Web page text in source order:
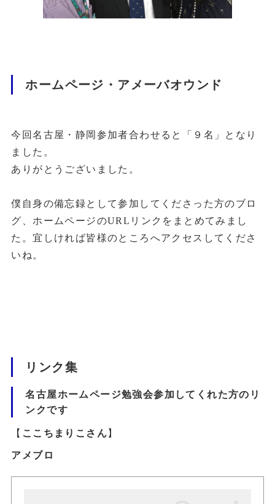
ホームページ・アメーバオウンド
今回名古屋・静岡参加者合わせると「９名」となり
ました。
ありがとうございました。
僕自身の備忘録として参加してくださった方のブロ
グ、ホームページのURLリンクをまとめてみまし
た。宜しければ皆様のところへアクセスしてくださ
いね。
リンク集
名古屋ホームページ勉強会参加してくれた方のリ
ンクです
【 ここちまりこさん 】
アメブロ